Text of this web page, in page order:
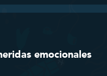
emocionales